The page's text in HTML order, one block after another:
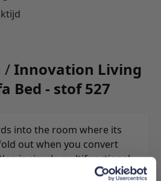
/Innovation Living
Bed - stof 527
into the room where its
out when you convert
is simply multifunctional